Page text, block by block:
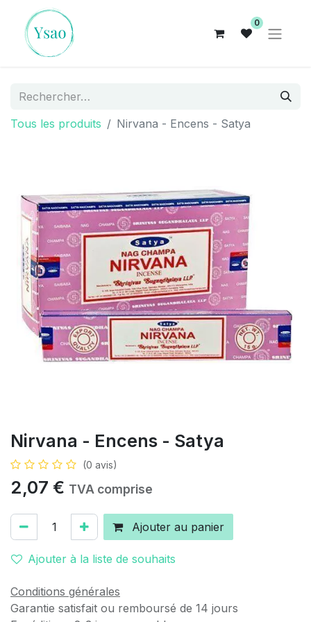
0
Tous les produits Nirvana - Encens - Satya
Nirvana - Encens - Satya
(0 avis)
2,07 € TVA comprise
Ajouter au panier
Ajouter à la liste de souhaits
Conditions générales
Garantie satisfait ou remboursé de 14 jours